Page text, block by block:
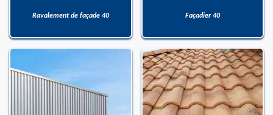
Ravalement de façade 40 Façadier 40